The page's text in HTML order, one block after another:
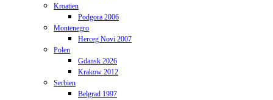
Kroatien
Podgora 2006
Montenegro
Herceg Novi 2007
Polen
Gdansk 2026
Krakow 2012
Serbien
Belgrad 1997